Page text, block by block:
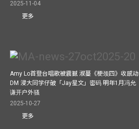
2025-11-04
更多
Amy Lo首登台唱歌被震撼 淑蔓《梗颈四》收感动
DM 浸大同学仔破「Jay星文」密码 明年1月冯允
谦开户外骚
2025-10-27
更多